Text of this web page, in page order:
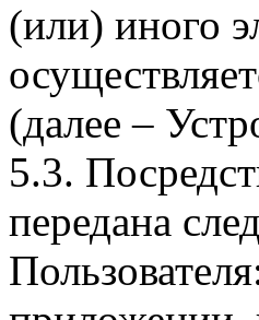
(или) иного
(далее –
5.3.
передана